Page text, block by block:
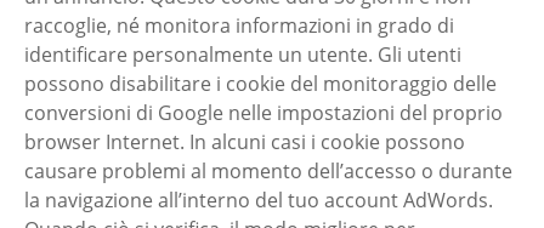
raccoglie, né monitora informazioni in grado di
identificare personalmente un utente. Gli utenti
possono disabilitare i cookie del monitoraggio delle
conversioni di Google nelle impostazioni del proprio
browser Internet. In alcuni casi i cookie possono
causare problemi al momento dell’accesso o durante
la navigazione all’interno del tuo account AdWords.